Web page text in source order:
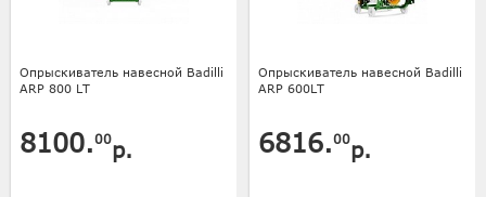
Опрыскиватель навесной Badilli
ARP 800 LT
8100.00р.
Опрыскиватель навесной Badilli
ARP 600LT
6816.00р.